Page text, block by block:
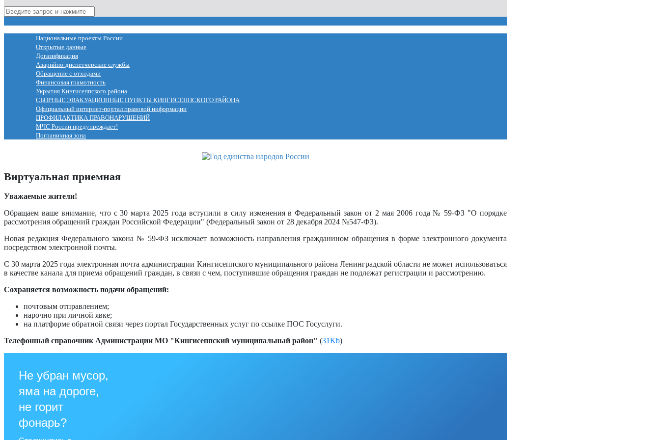
Национальные проекты России
Открытые данные
Догазификация
Аварийно-диспетчерские службы
Обращение с отходами
Финансовая грамотность
Укрытия Кингисеппского района
СБОРНЫЕ ЭВАКУАЦИОННЫЕ ПУНКТЫ КИНГИСЕППСКОГО РАЙОНА
Официальный интернет-портал правовой информации
ПРОФИЛАКТИКА ПРАВОНАРУШЕНИЙ
МЧС России предупреждает!
Пограничная зона
Виртуальная приемная
Уважаемые жители!
Обращаем ваше внимание, что с 30 марта 2025 года вступили в силу изменения в Федеральный закон от 2 мая 2006 года № 59-ФЗ "О порядке
рассмотрения обращений граждан Российской Федерации" (Федеральный закон от 28 декабря 2024 №547-ФЗ).
Новая редакция Федерального закона № 59-ФЗ исключает возможность направления гражданином обращения в форме электронного документа
посредством электронной почты.
С 30 марта 2025 года электронная почта администрации Кингисеппского муниципального района Ленинградской области не может использоваться
в качестве канала для приема обращений граждан, в связи с чем, поступившие обращения граждан не подлежат регистрации и рассмотрению.
Сохраняется возможность подачи обращений:
почтовым отправлением;
нарочно при личной явке;
на платформе обратной связи через портал Государственных услуг по ссылке ПОС Госуслуги.
Телефонный справочник Администрации МО "Кингисеппский муниципальный район" (31Kb)
Не убран мусор,
яма на дороге,
не горит
фонарь?